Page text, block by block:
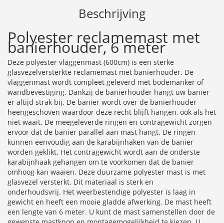
Beschrijving
Polyester reclamemast met
banierhouder, 6 meter
Deze polyester vlaggenmast (600cm) is een sterke
glasvezelversterkte reclamemast met banierhouder. De
vlaggenmast wordt compleet geleverd met bodemanker of
wandbevestiging. Dankzij de banierhouder hangt uw banier
er altijd strak bij. De banier wordt over de banierhouder
heengeschoven waardoor deze recht blijft hangen, ook als het
niet waait. De meegeleverde ringen en contragewicht zorgen
ervoor dat de banier parallel aan mast hangt. De ringen
kunnen eenvoudig aan de karabijnhaken van de banier
worden geklikt. Het contragewicht wordt aan de onderste
karabijnhaak gehangen om te voorkomen dat de banier
omhoog kan waaien. Deze duurzame polyester mast is met
glasvezel versterkt. Dit materiaal is sterk en
onderhoudsvrij. Het weerbestendige polyester is laag in
gewicht en heeft een mooie gladde afwerking. De mast heeft
een lengte van 6 meter. U kunt de mast samenstellen door de